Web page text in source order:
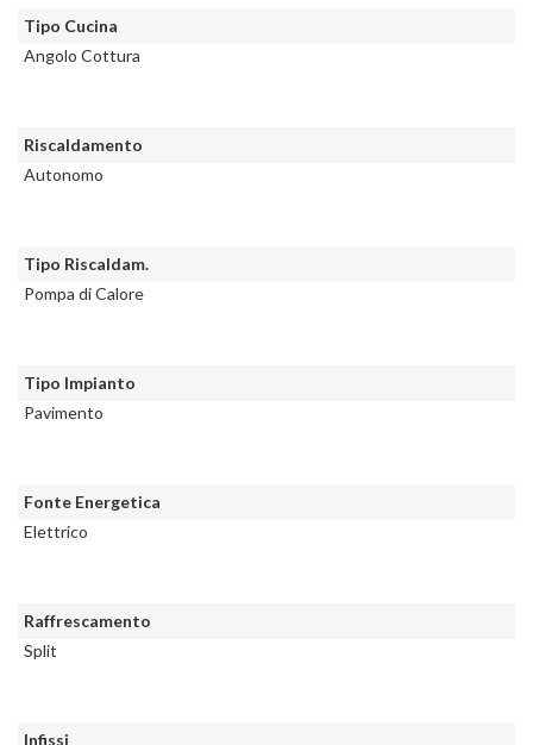
Tipo Cucina
Angolo Cottura
Riscaldamento
Autonomo
Tipo Riscaldam.
Pompa di Calore
Tipo Impianto
Pavimento
Fonte Energetica
Elettrico
Raffrescamento
Split
Infissi